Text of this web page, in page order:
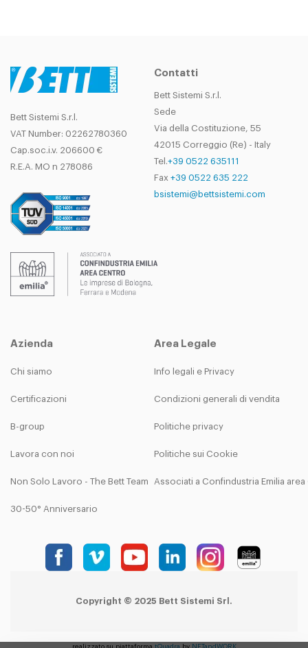
Bett Sistemi S.r.l.
VAT Number: 02262780360
Cap.soc.i.v. 206600 €
R.E.A. MO n 278086
Contatti
Bett Sistemi S.r.l.
Sede
Via della Costituzione, 55
42015 Correggio (Re) - Italy
Tel.+39 0522 635111
Fax +39 0522 635 222
bsistemi@bettsistemi.com
Azienda
Chi siamo
Certificazioni
B-group
Lavora con noi
Non Solo Lavoro - The Bett Team
30-50° Anniversario
Area Legale
Info legali e Privacy
Condizioni generali di vendita
Politiche privacy
Politiche sui Cookie
Associati a Confindustria Emilia
Copyright © 2025 Bett Sistemi Srl.
realizzato su piattaforma tQuadra by NETandWORK